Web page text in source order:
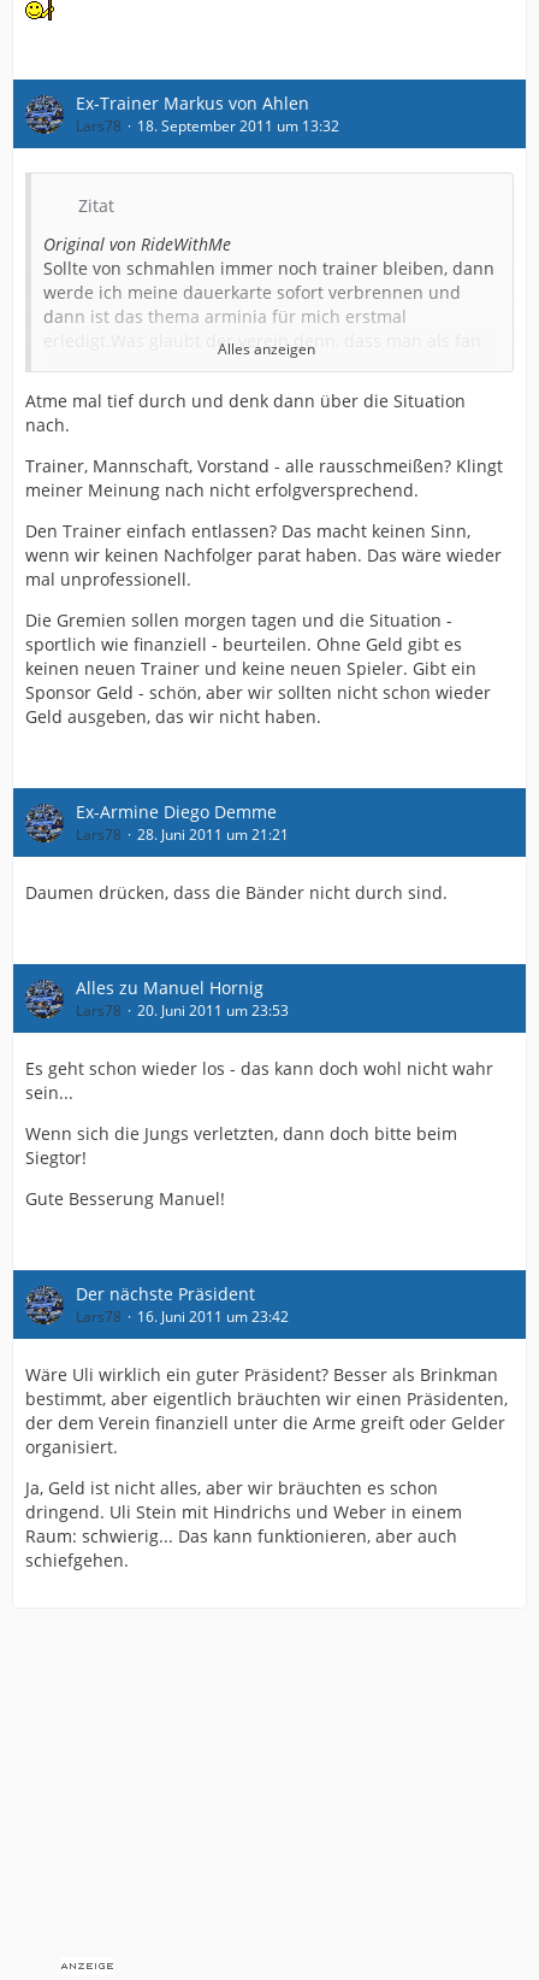
Ex-Trainer Markus von Ahlen
Lars78 18. September 2011 um 13:32
Zitat
Original von RideWithMe
Sollte von schmahlen immer noch trainer bleiben, dann
werde ich meine dauerkarte sofort verbrennen und
dann ist das thema arminia für mich erstmal
erledigt.Was glaubt der verein denn, dass man als fan
sich jeden scheiß gefallen lässt und als dankbarkeit ins
stadion geht.So beknackt muss man erstmal sein, dass
man nicht mal in der lage ist ein schlussstrich zu
ziehen.Alle haben bei arminia versagt, das trainerteam,
der sportdirektor, der vorstand und die sponsoren.Nur
uns fans ist nix vorzuwerfen, denn wir haben immer zu
die schnauze voll.
von schmahlen raus,von schmahlen raus, von
von schmahlen raus, von schmahlen raus, von
schmahlen raus
von schmahlen raus, von schmahlen raus, von
schmahlen raus
arabi raus, arabi raus, arabi raus, arabi raus, arabi raus
arabi raus, arabi raus, arabi raus, arabi raus, arabi raus
Alles anzeigen
Atme mal tief durch und denk dann über die Situation
nach.
Trainer, Mannschaft, Vorstand - alle rausschmeißen? Klingt
meiner Meinung nach nicht erfolgversprechend.
Den Trainer einfach entlassen? Das macht keinen Sinn,
wenn wir keinen Nachfolger parat haben. Das wäre wieder
mal unprofessionell.
Die Gremien sollen morgen tagen und die Situation -
sportlich wie finanziell - beurteilen. Ohne Geld gibt es
keinen neuen Trainer und keine neuen Spieler. Gibt ein
Sponsor Geld - schön, aber wir sollten nicht schon wieder
Geld ausgeben, das wir nicht haben.
Ex-Armine Diego Demme
Lars78 28. Juni 2011 um 21:21
Daumen drücken, dass die Bänder nicht durch sind.
Alles zu Manuel Hornig
Lars78 20. Juni 2011 um 23:53
Es geht schon wieder los - das kann doch wohl nicht wahr
sein...
Wenn sich die Jungs verletzten, dann doch bitte beim
Siegtor!
Gute Besserung Manuel!
Der nächste Präsident
Lars78 16. Juni 2011 um 23:42
Wäre Uli wirklich ein guter Präsident? Besser als Brinkman
bestimmt, aber eigentlich bräuchten wir einen Präsidenten,
der dem Verein finanziell unter die Arme greift oder Gelder
organisiert.
Ja, Geld ist nicht alles, aber wir bräuchten es schon
dringend. Uli Stein mit Hindrichs und Weber in einem
Raum: schwierig... Das kann funktionieren, aber auch
schiefgehen.